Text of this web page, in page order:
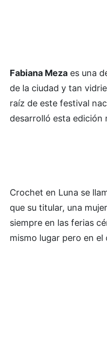
Fabiana Meza es una
de la ciudad y tan
raíz de este festival
desarrolló esta edición
Crochet en Luna se
que su titular, una
siempre en las ferias
mismo lugar pero en